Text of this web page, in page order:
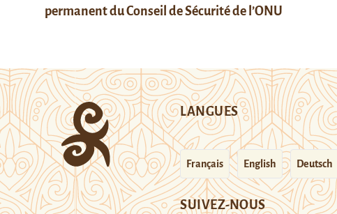
permanent du Conseil de Sécurité de l’ONU
LANGUES
Français English Deutsch
SUIVEZ-NOUS